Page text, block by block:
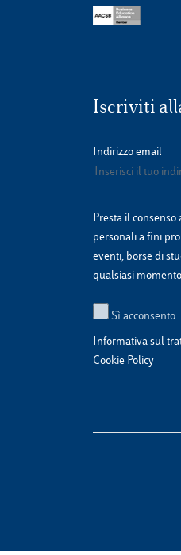
Iscriviti
Indirizzo email
Presta il
personali a fini
eventi, borse di
qualsiasi
Sì acconsento
Informativa sul
Cookie Policy